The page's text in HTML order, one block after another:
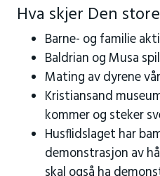
Hva skjer Den
Barne- og familie
Baldrian og Musa
Mating av dyrene
Kristiansand
kommer og steker
Husflidslaget har
demonstrasjon av